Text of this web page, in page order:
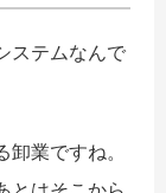
ステムなんで
業ですね。